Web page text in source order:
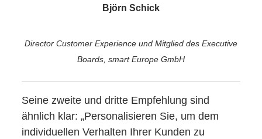
Björn Schick
Director Customer Experience und Mitglied des Executive
Boards, smart Europe GmbH
Seine zweite und dritte Empfehlung sind
ähnlich klar: „Personalisieren Sie, um dem
individuellen Verhalten Ihrer Kunden zu